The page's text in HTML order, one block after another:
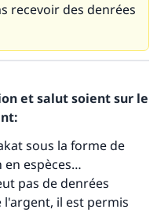
recevoir des denrées
et salut soient sur le
sous la forme de
en espèces…
pas de denrées
il est permis